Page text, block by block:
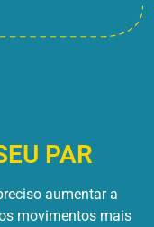
PAR
aumentar a
movimentos mais